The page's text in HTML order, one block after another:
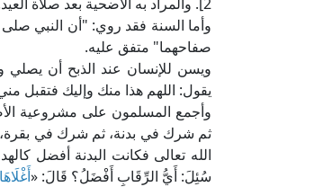
وأما السنة فقد روي: "أن النبي
صفاحهما" متفق عليه.
ويسن للإنسان عند الذبح أن يصلي
يقول: اللهم هذا منك وإليك فتقبل
وأجمع المسلمون على مشروعية
ثم شرك في بدنة، ثم شرك في بقرة،
الله تعالى فكانت البدنة أفضل
سُئِلَ: أَيُّ الرِّقَابِ أَفْضَلُ؟ قَالَ: «